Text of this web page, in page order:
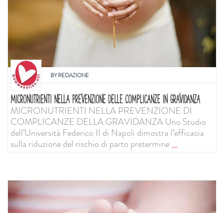
BYREDAZIONE
MICRONUTRIENTI NELLA PREVENZIONE DELLE COMPLICANZE IN GRAVIDANZA
MICRONUTRIENTI NELLA PREVENZIONE DI
COMPLICANZE DELLA GRAVIDANZA Uno Studio
dell’Università Federico II di Napoli dimostra l’efficacia
sulla riduzione del rischio di parto pretermine...